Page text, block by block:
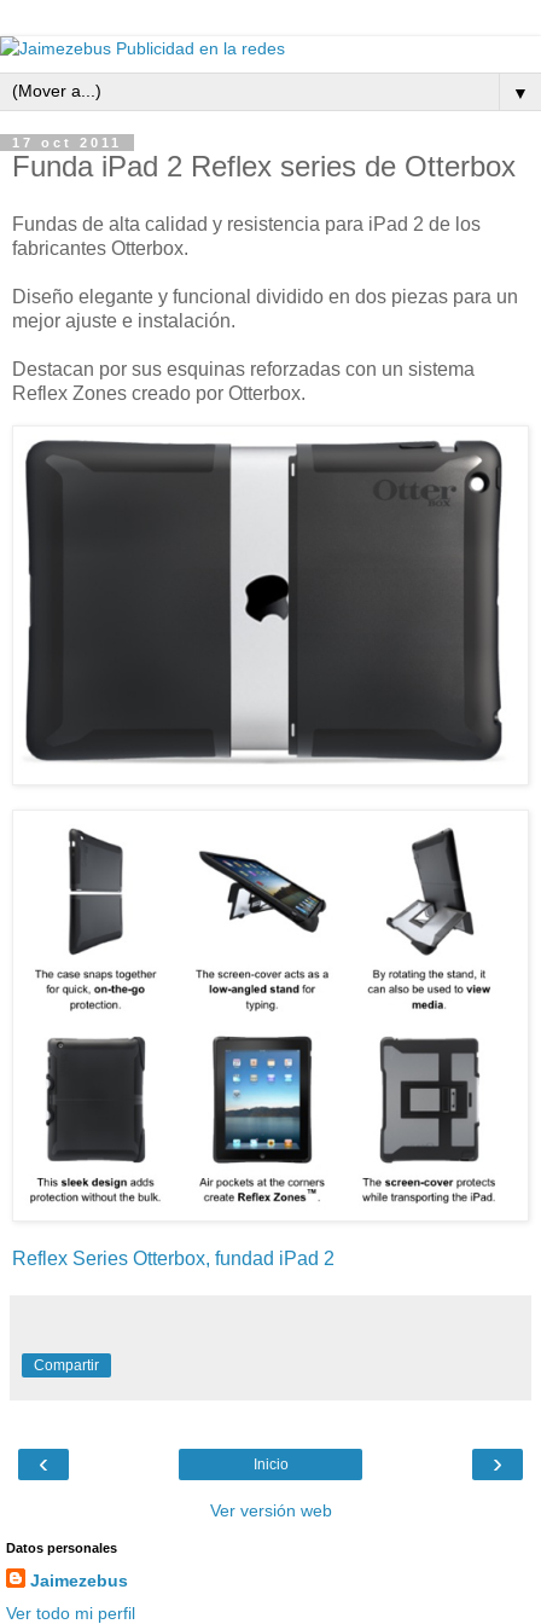
▼
17 oct 2011
Funda iPad 2 Reflex series de Otterbox
Fundas de alta calidad y resistencia para iPad 2 de los
fabricantes Otterbox.
Diseño elegante y funcional dividido en dos piezas para un
mejor ajuste e instalación.
Destacan por sus esquinas reforzadas con un sistema
Reflex Zones creado por Otterbox.
Reflex Series Otterbox, fundad iPad 2
Compartir
‹ ›
Inicio
Ver versión web
Datos personales
Jaimezebus
Ver todo mi perfil